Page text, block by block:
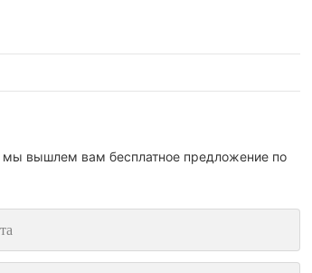
мы вышлем вам бесплатное предложение по